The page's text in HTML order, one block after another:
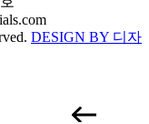
니다.
드립니다. 넥스티리
DESIGN BY 디자